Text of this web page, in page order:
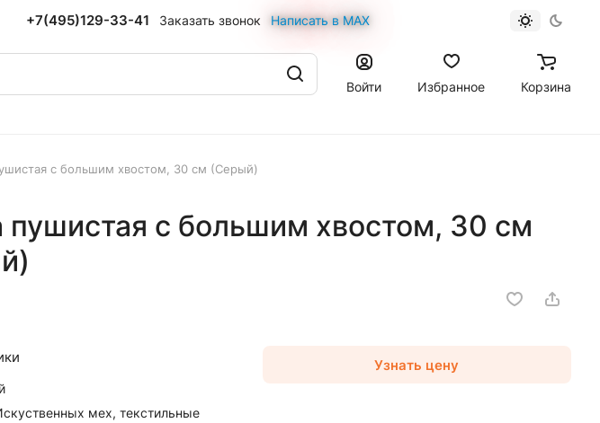
+7(495)129-33-41 Заказать звонок Написать в MAX
Войти Избранное Корзина
с большим хвостом, 30 см (Серый)
пушистая с большим хвостом, 30 см
мех, текстильные
Узнать цену